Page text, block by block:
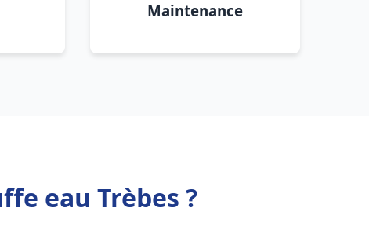
Maintenance
eau Trèbes ?